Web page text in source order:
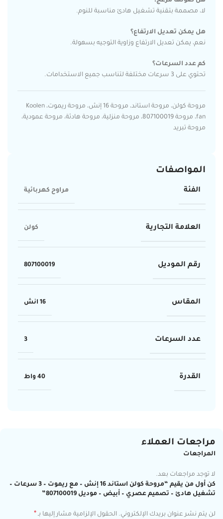
لا، مصممة بتقنية تشغيل هادئ مناسبة للنوم.
هل يمكن تعديل الارتفاع؟
نعم، يمكن تعديل الارتفاع وزاوية التوجيه بسهولة.
كم عدد السرعات؟
تحتوي على 3 سرعات مختلفة لتناسب جميع الاستخدامات.
مروحة كولن، مروحة استاند، مروحة 16 إنش، مروحة ريموت، Koolen
fan، مروحة 807100019، مروحة منزلية، مروحة هادئة، مروحة عمودية،
مروحة تبريد
المواصفات
الفئة مراوح كهربائية
العلامة التجارية كولن
رقم الموديل 807100019
المقاس 16 انش
عدد السرعات 3
القدرة 40 واط
مراجعات العملاء
المراجعات
لا توجد مراجعات بعد.
كن أول من يقيم “مروحة كولن استاند 16 إنش – مع ريموت – 3 سرعات –
تشغيل هادئ – تصميم عصري – أبيض – موديل 807100019”
لن يتم نشر عنوان بريدك الإلكتروني. الحقول الإلزامية مشار إليها بـ *